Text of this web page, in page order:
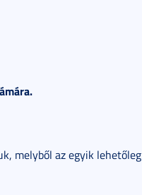
melyből az egyik lehetőleg